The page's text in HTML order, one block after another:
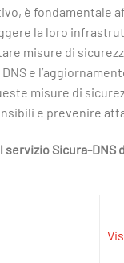
è fondamentale
la loro
misure di
DNS e
misure di
e prevenire
Sicura-DNS